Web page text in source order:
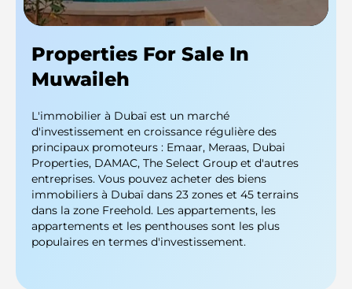
Properties For Sale In
Muwaileh
L'immobilier à Dubaï est un marché
d'investissement en croissance régulière des
principaux promoteurs : Emaar, Meraas, Dubai
Properties, DAMAC, The Select Group et d'autres
entreprises. Vous pouvez acheter des biens
immobiliers à Dubaï dans 23 zones et 45 terrains
dans la zone Freehold. Les appartements, les
appartements et les penthouses sont les plus
populaires en termes d'investissement.